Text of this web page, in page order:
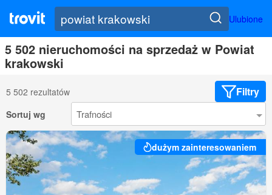
Ulubione
5 502 nieruchomości na sprzedaż w Powiat
krakowski
5 502 rezultatów Filtry
Sortuj wg
dużym zainteresowaniem